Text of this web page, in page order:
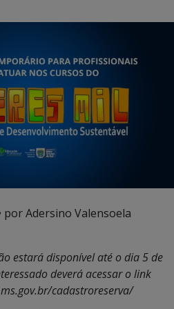
por Adersino Valensoela
estará disponível até o dia 5 de
deverá acessar o link
cadastroreserva/